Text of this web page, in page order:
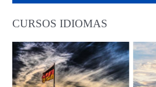
CURSOS IDIOMAS